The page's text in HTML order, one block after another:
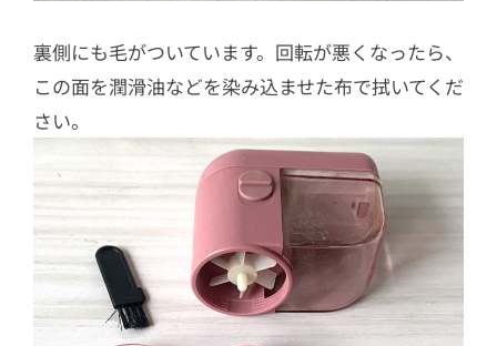
裏側にも毛がついています。回転が悪くなったら、
この面を潤滑油などを染み込ませた布で拭いてくだ
さい。